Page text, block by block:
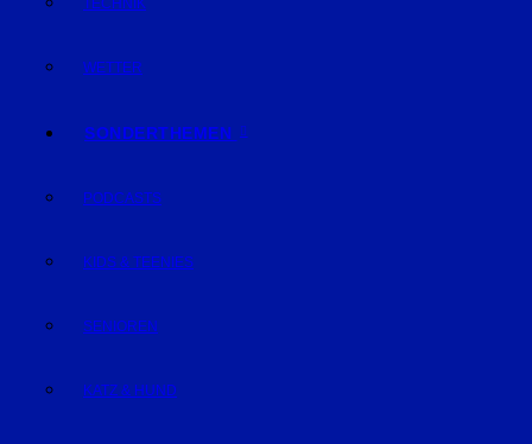
TECHNIK
WETTER
SONDERTHEMEN
PODCASTS
KIDS & TEENIES
SENIOREN
KATZ & HUND